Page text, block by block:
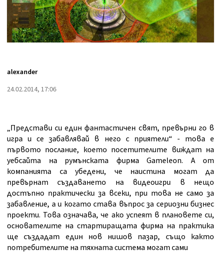
alexander
24.02.2014, 17:06
„Представи си един фантастичен свят, превърни го в
игра и се забавлявай в него с приятели“ - това е
първото послание, което посетителите виждат на
уебсайта на румънската фирма Gameleon. А от
компанията са убедени, че наистина могат да
превърнат създаването на видеоигри в нещо
достъпно практически за всеки, при това не само за
забавление, а и когато става въпрос за сериозни бизнес
проекти. Това означава, че ако успеят в плановете си,
основателите на стартиращата фирма на практика
ще създадат един нов нишов пазар, също както
потребителите на тяхната система могат сами